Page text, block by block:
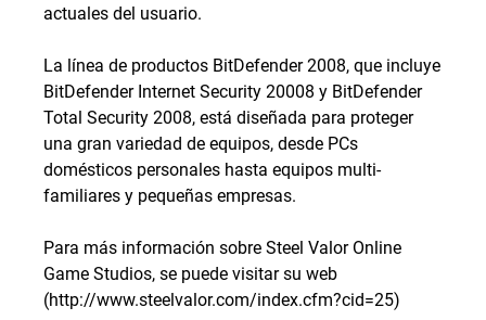
actuales del usuario.
La línea de productos BitDefender 2008, que incluye
BitDefender Internet Security 20008 y BitDefender
Total Security 2008, está diseñada para proteger
una gran variedad de equipos, desde PCs
domésticos personales hasta equipos multi-
familiares y pequeñas empresas.
Para más información sobre Steel Valor Online
Game Studios, se puede visitar su web
(http://www.steelvalor.com/index.cfm?cid=25)